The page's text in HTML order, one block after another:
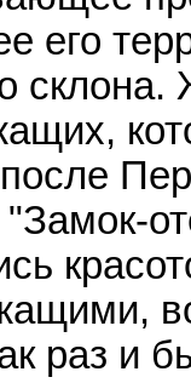
его
раз и